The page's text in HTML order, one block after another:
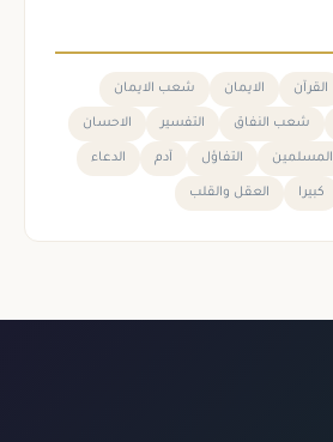
القرآن الايمان شعب الايمان
شعب النفاق التفسير الاحسان
المسلمين التفاؤل آدم الدعاء
كبيرا العقل والقلب